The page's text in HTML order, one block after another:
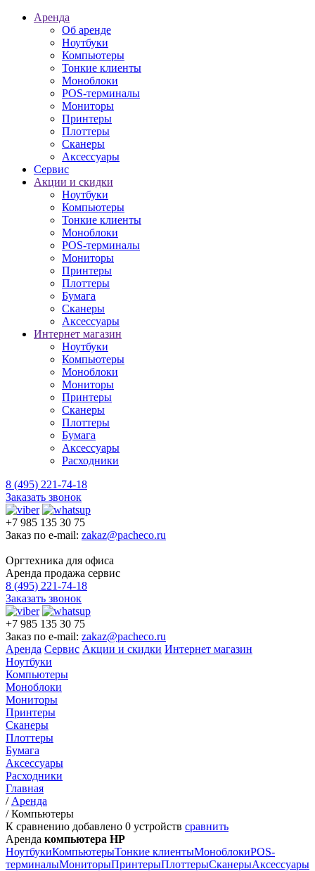
Аренда
Об аренде
Ноутбуки
Компьютеры
Тонкие клиенты
Моноблоки
POS-терминалы
Мониторы
Принтеры
Плоттеры
Сканеры
Аксессуары
Сервис
Акции и скидки
Ноутбуки
Компьютеры
Тонкие клиенты
Моноблоки
POS-терминалы
Мониторы
Принтеры
Плоттеры
Бумага
Сканеры
Аксессуары
Интернет магазин
Ноутбуки
Компьютеры
Моноблоки
Мониторы
Принтеры
Сканеры
Плоттеры
Бумага
Аксессуары
Расходники
8 (495) 221-74-18
Заказать звонок
+7 985 135 30 75
Заказ по e-mail: zakaz@pacheco.ru
Оргтехника для офиса
Аренда продажа сервис
8 (495) 221-74-18
Заказать звонок
+7 985 135 30 75
Заказ по e-mail: zakaz@pacheco.ru
Аренда Сервис Акции и скидки Интернет магазин
Ноутбуки
Компьютеры
Моноблоки
Мониторы
Принтеры
Сканеры
Плоттеры
Бумага
Аксессуары
Расходники
Главная
/ Аренда
/Компьютеры
К сравнению добавлено 0 устройств сравнить
Аренда компьютера HP
НоутбукиКомпьютерыТонкие клиентыМоноблокиPOS-
терминалыМониторыПринтерыПлоттерыСканерыАксессуары